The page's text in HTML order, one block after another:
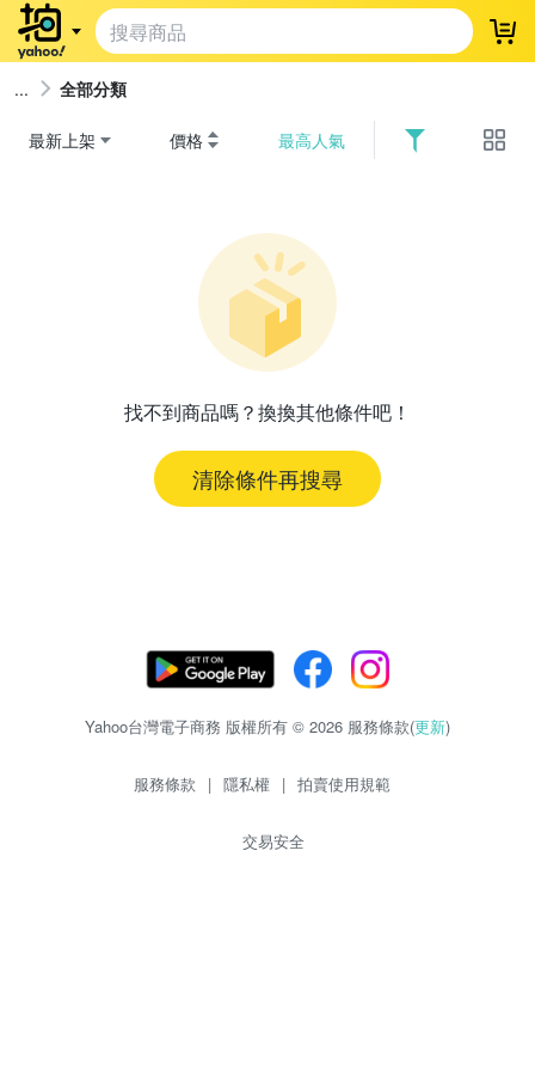
登
全部分類
最新上架 價格 最高人氣
找不到商品嗎？換換其他條件吧！
清除條件再搜尋
Yahoo台灣電子商務 版權所有 © 2026 服務條款(更新)
服務條款 | 隱私權 | 拍賣使用規範
交易安全